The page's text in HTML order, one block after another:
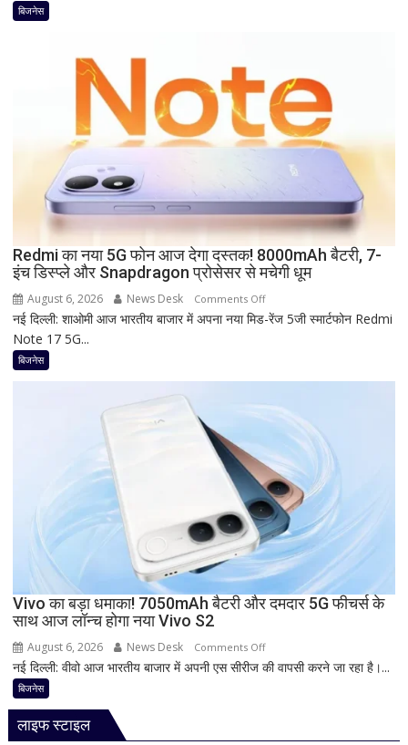
दे
रहा
Bank
सिटीजन
को
मिल
ज्यादा
बिजनेस
Redmi का नया 5G फोन आज देगा दस्तक! 8000mAh बैटरी, 7-
इंच डिस्प्ले और Snapdragon प्रोसेसर से मचेगी धूम
August 6, 2026 News Desk Comments Offon
Redmi
दस्तक!
8000mAh
बैटरी,
7-
इंच
डिस्प्ले
और
Snapdragon
मचेगी
नई दिल्ली: शाओमी आज भारतीय बाजार में अपना नया मिड-रेंज 5जी स्मार्टफोन Redmi
Note 17 5G...
बिजनेस
Vivo का बड़ा धमाका! 7050mAh बैटरी और दमदार 5G फीचर्स के
साथ आज लॉन्च होगा नया Vivo S2
August 6, 2026 News Desk Comments Offon
Vivo
नई दिल्ली: वीवो आज भारतीय बाजार में अपनी एस सीरीज की वापसी करने जा रहा है।...
बिजनेस
लाइफ स्टाइल